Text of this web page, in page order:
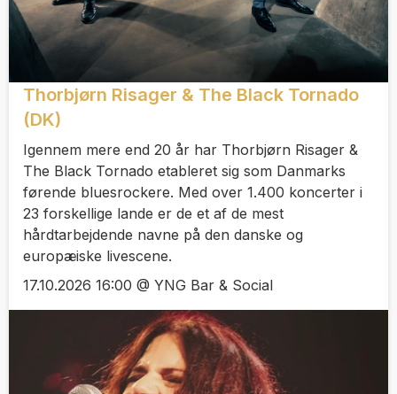
Thorbjørn Risager & The Black Tornado
(DK)
Igennem mere end 20 år har Thorbjørn Risager &
The Black Tornado etableret sig som Danmarks
førende bluesrockere. Med over 1.400 koncerter i
23 forskellige lande er de et af de mest
hårdtarbejdende navne på den danske og
europæiske livescene.
17.10.2026 16:00 @ YNG Bar & Social